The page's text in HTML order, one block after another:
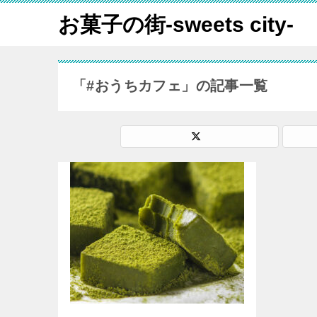
お菓子の街-sweets city-
「#おうちカフェ」の記事一覧